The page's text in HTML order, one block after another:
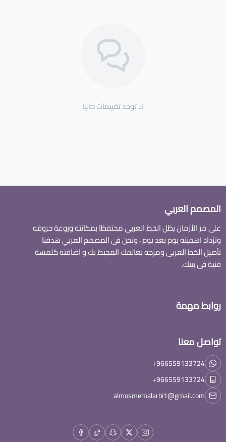
لا توجد تقييمات حاليا
المصمم العربي
على مر الأزمان يظل الخط العربى محتفظا بمكانته وروعة حروفه
وتزداد اهميته يوم بعد يوم ، ونحن فى المصمم العربي هدفنا
تأصيل الخط العربى ومزجه بعالمك المحيط بك و اضافته كلمسة
فنية فى بيتك.
روابط مهمة
تواصل معنا
+966559133724
+966559133724
almosmemalarbi1@gmail.com